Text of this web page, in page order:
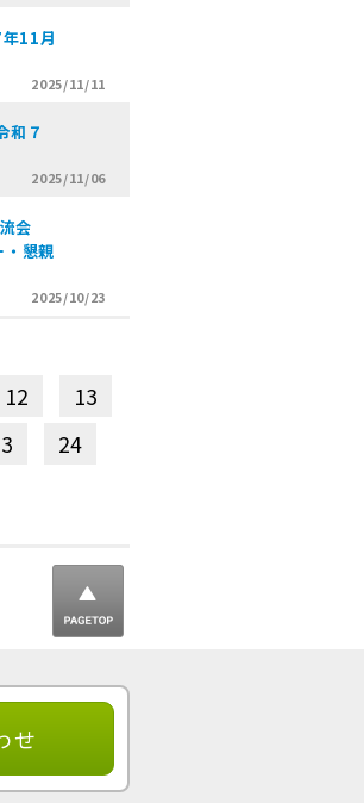
11月
2025/11/11
和７
2025/11/06
会
・懇親
2025/10/23
12
13
24
せ